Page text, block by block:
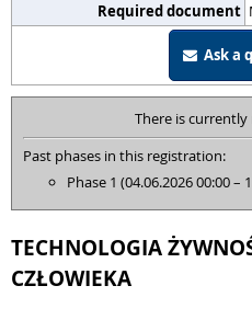
Required document
Ask a
There is
Past phases in this registration:
Phase 1 (04.06.2026 00:00 –
TECHNOLOGIA
CZŁOWIEKA